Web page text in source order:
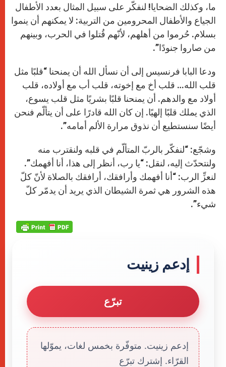
ما، وكذلك الضحايا! لنفكّر على سبيل المثال بعدد الأطفال
الجياع والأطفال المحرومين من التربية: لا يمكنهم أن ينموا
بسلام. حُرموا من أهلهم، لأنّهم قُتلوا في الحرب، وبينهم
من صاروا جنودًا”.
ودعا البابا فرنسيس إلى أن نسأل الله أن يمنحنا “قلبًا مثل
قلب الله… قلب أخ مع إخوته، قلب أب مع أولاده، قلب
أولاد مع والدهم. أن يمنحنا قلبًا بشريًا مثل قلب يسوع،
الذي يملك قلبًا إلهيًا. إن كان الله قادرًا على أن يتألّم فنحن
أيضًا سنستطيع أن نذوق مرارة الألم أمامه”.
وشجّع: “لنفكّر بالربّ المتألّم في قلبه ولنقترب منه
ولنتحدّث إليه، لنقل: “يا رب، أنظر إلى هذا، أنا أفهمك”.
لنعزِّ الرب: “أنا أفهمك وأرافقك، أرافقك بالصلاة لأنّ كلّ
هذه الشرور هي ثمرة الشيطان الذي يريد أن يدمّر كلّ
شيء”.
إدعم زينيت
تبرّع
إدعم زينيت. متوفّرة بخمس لغات، يموّلها
القرّاء. إشترك تبرّع